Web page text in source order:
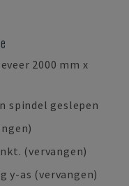
2000 mm x
spindel geslepen
(vervangen)
y-as (vervangen)